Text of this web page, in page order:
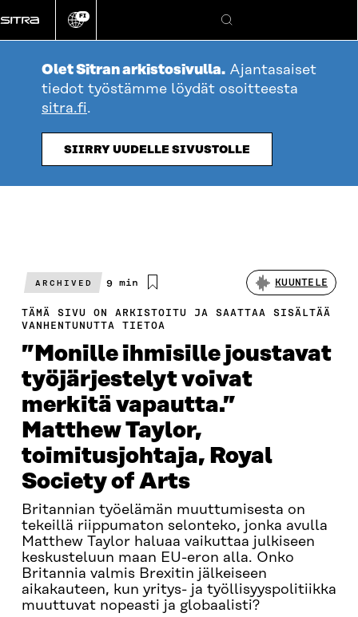
suoraan
sisältöön
Vaihda
kieli
FI
Hae
Olet Sitran arkistosivulla. Ajantasaiset
tiedot työstämme löydät osoitteesta
sitra.fi.
SIIRRY UUDELLE SIVUSTOLLE
ARCHIVED
Arvioitu
9 min KUUNTELE
TÄMÄ SIVU ON ARKISTOITU JA SAATTAA SISÄLTÄÄ
VANHENTUNUTTA TIETOA
”Monille ihmisille joustavat
työjärjestelyt voivat
merkitä vapautta.”
Matthew Taylor,
toimitusjohtaja, Royal
Society of Arts
Britannian työelämän muuttumisesta on
tekeillä riippumaton selonteko, jonka avulla
Matthew Taylor haluaa vaikuttaa julkiseen
keskusteluun maan EU-eron alla. Onko
Britannia valmis Brexitin jälkeiseen
aikakauteen, kun yritys- ja työllisyyspolitiikka
muuttuvat nopeasti ja globaalisti?